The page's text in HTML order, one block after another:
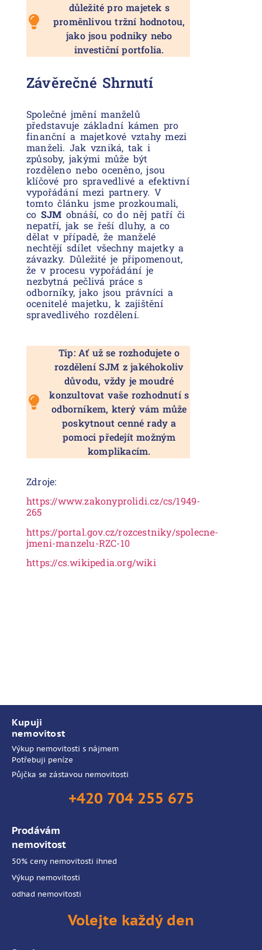
důležité pro majetek s
proměnlivou tržní hodnotou,
jako jsou podniky nebo
investiční portfolia.
Závěrečné Shrnutí
Společné jmění manželů
představuje základní kámen pro
finanční a majetkové vztahy mezi
manželi. Jak vzniká, tak i
způsoby, jakými může být
rozděleno nebo oceněno, jsou
klíčové pro spravedlivé a efektivní
vypořádání mezi partnery. V
tomto článku jsme prozkoumali,
co SJM obnáší, co do něj patří či
nepatří, jak se řeší dluhy, a co
dělat v případě, že manželé
nechtějí sdílet všechny majetky a
závazky. Důležité je připomenout,
že v procesu vypořádání je
nezbytná pečlivá práce s
odborníky, jako jsou právníci a
ocenitelé majetku, k zajištění
spravedlivého rozdělení.
Tip: Ať už se rozhodujete o
rozdělení SJM z jakéhokoliv
důvodu, vždy je moudré
konzultovat vaše rozhodnutí s
odborníkem, který vám může
poskytnout cenné rady a
pomoci předejít možným
komplikacím.
Zdroje:
https://www.zakonyprolidi.cz/cs/1949-
265
https://portal.gov.cz/rozcestniky/spolecne-
jmeni-manzelu-RZC-10
https://cs.wikipedia.org/wiki
Kupuji
nemovitost
Výkup nemovitosti s nájmem
Potřebuji peníze
Půjčka se zástavou nemovitosti
+420 704 255 675
Prodávám
nemovitost
50% ceny nemovitosti ihned
Výkup nemovitosti
odhad nemovitosti
Volejte každý den